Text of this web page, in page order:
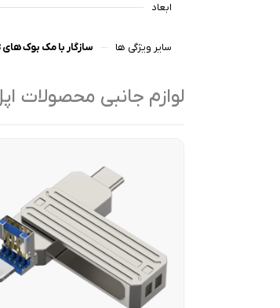
ابعاد
سایر ویژگی ها سازگار با مک بوک های 13.3 اینچ / دارای آب بندی کامل و پد های ضد ضربه
لوازم جانبی محصولات